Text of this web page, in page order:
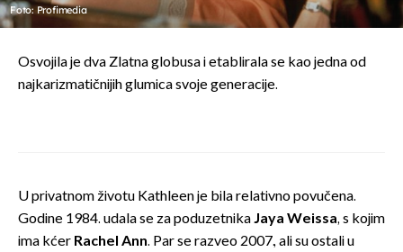
Foto: Profimedia
Osvojila je dva Zlatna globusa i etablirala se kao jedna od
najkarizmatičnijih glumica svoje generacije.
U privatnom životu Kathleen je bila relativno povučena.
Godine 1984. udala se za poduzetnikaJaya Weissa, s kojim
ima kćer Rachel Ann. Par se razveo 2007., ali su ostali u